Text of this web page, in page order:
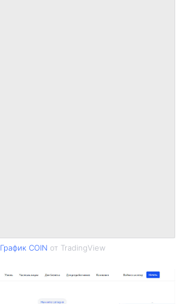
График COIN от TradingView